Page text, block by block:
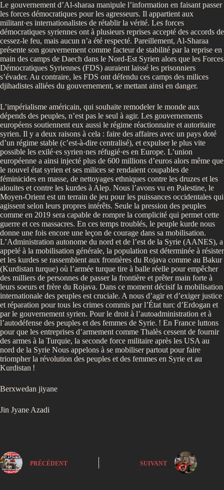
Le gouvernement d’Al-sharaa manipule l’information en faisant passer
les forces démocratiques pour les agresseurs. Il appartient aux
militant·es internationalistes de rétablir la vérité. Les forces
démocratiques syriennes ont à plusieurs reprises accepté des accords de
cessez-le feu, mais aucun n’a été respecté. Pareillement, Al-Sharaa
présente son gouvernement comme facteur de stabilité par la reprise en
main des camps de Daech dans le Nord-Est Syrien alors que les Forces
Démocratiques Syriennes (FDS) auraient laissé les prisonniers
s’évader. Au contraire, les FDS ont défendu ces camps des milices
djihadistes alliées du gouvernement, se mettant ainsi en danger.
L’impérialisme américain, qui souhaite remodeler le monde aux
dépends des peuples, n’est pas le seul à agir. Les gouvernements
européens soutiennent eux aussi le régime réactionnaire et autoritaire
syrien. Il y a deux raisons à cela : faire des affaires avec un pays doté
d’un régime stable (c’est-à-dire centralisé), et expulser le plus vite
possible les exilé·es syrien·nes réfugié·es en Europe. L’union
européenne a ainsi injecté plus de 600 millions d’euros alors même que
le nouvel état syrien et ses milices se rendaient coupables de
féminicides en masse, de nettoyages ethniques contre les druzes et les
alouites et contre les kurdes à Alep. Nous l’avons vu en Palestine, le
Moyen-Orient est un terrain de jeu pour les puissances occidentales qui
agissent selon leurs propres intérêts. Seule la pression des peuples
comme en 2019 sera capable de rompre la complicité qui permet cette
guerre et ces massacres. En ces temps troublés, le peuple kurde nous
donne une fois encore une leçon de courage dans sa mobilisation.
L’Administration autonome du nord et de l’est de la Syrie (AANES), a
appelé à la mobilisation générale, la population est déterminée à résister
et les kurdes se rassemblent aux frontières du Rojava comme au Bakur
(Kurdistan turque) où l’armée turque tire à balle réelle pour empêcher
des milliers de personnes de passer la frontière et prêter main forte à
leurs soeurs et frère du Rojava. Dans ce moment décisif la mobilisation
internationale des peuples est cruciale. A nous d’agir et d’exiger justice
et réparation pour tous les crimes commis par l’État turc d’Erdogan et
par le gouvernement syrien. Pour le droit à l’autoadministration et à
l’autodéfense des peuples et des femmes de Syrie. ! En France luttons
pour que les entreprises d’armement comme Thalès cessent de fournir
des armes à la Turquie, la seconde force militaire après les USA au
nord de la Syrie Nous appelons à se mobiliser partout pour faire
triompher la révolution des peuples et des femmes en Syrie et au
Kurdistan !
Berxwedan jiyane
Jin Jyane Azadi
PRÉCÉDENT SUIVANT